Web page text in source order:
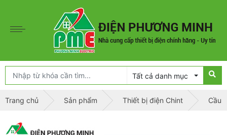
Tất cả danh mục
Trang chủ Sản phẩm Thiết bị điện Chint Cầu